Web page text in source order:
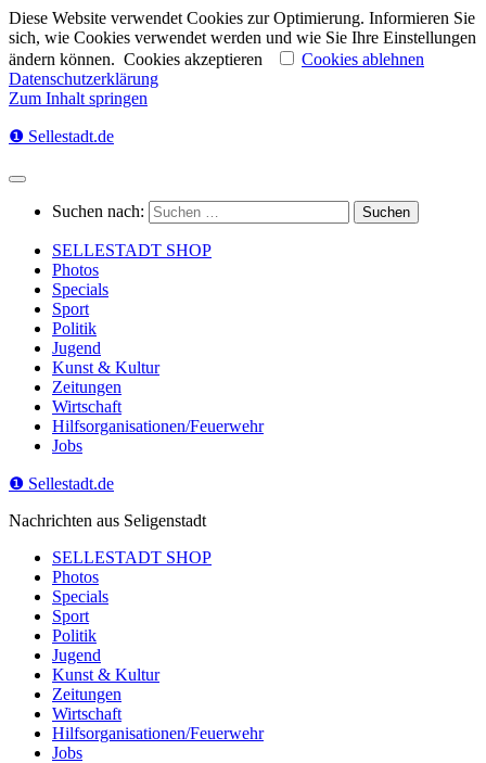
Diese Website verwendet Cookies zur Optimierung. Informieren Sie
sich, wie Cookies verwendet werden und wie Sie Ihre Einstellungen
ändern können. Cookies akzeptieren
Cookies ablehnen
Datenschutzerklärung
Zum Inhalt springen
❶ Sellestadt.de
Suchen nach:
SELLESTADT SHOP
Photos
Specials
Sport
Politik
Jugend
Kunst & Kultur
Zeitungen
Wirtschaft
Hilfsorganisationen/Feuerwehr
Jobs
❶ Sellestadt.de
Nachrichten aus Seligenstadt
SELLESTADT SHOP
Photos
Specials
Sport
Politik
Jugend
Kunst & Kultur
Zeitungen
Wirtschaft
Hilfsorganisationen/Feuerwehr
Jobs